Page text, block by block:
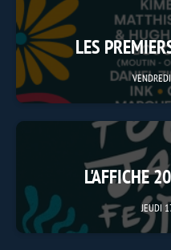
LES
L'AFFICHE
JEUDI